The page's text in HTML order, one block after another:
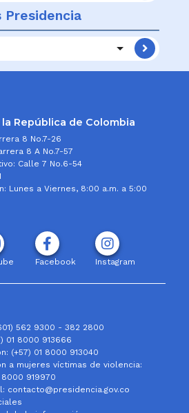
Presidencia
República de Colombia
8 No.7-26
8 A No.7-57
Calle 7 No.6-54
Lunes a Viernes, 8:00 a.m. a 5:00
Facebook Instagram
562 9300 - 382 2800
01 8000 913666
(+57) 01 8000 913040
a mujeres víctimas de violencia:
8000 919970
contacto@presidencia.gov.co